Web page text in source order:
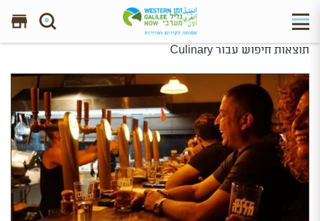
חפש באתר
תוצאות חיפוש עבור Culinary